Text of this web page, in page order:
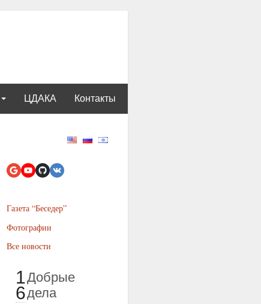
ЦДАКА Контакты
Газета “Беседер”
Фотографии
Все новости
1
6
Добрые
дела